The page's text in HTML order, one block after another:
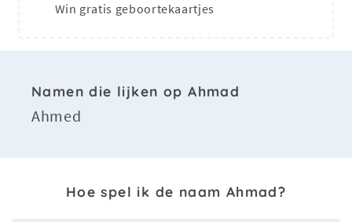
Win gratis geboortekaartjes
Namen die lijken op Ahmad
Ahmed
Hoe spel ik de naam Ahmad?